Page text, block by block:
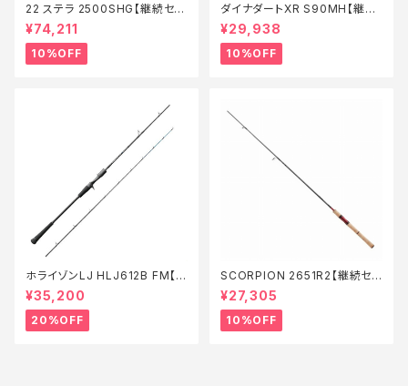
22 ステラ 2500SHG【継続セー
ル_リール】【10】
¥74,211
10%OFF
ダイナダートXR S90MH【継続
セール_ロッド】【10】
¥29,938
10%OFF
ホライゾンLJ HLJ612B FM【特
価ロッド】【20】
¥35,200
20%OFF
SCORPION 2651R2【継続セ
ール_ロッド】【10】
¥27,305
10%OFF